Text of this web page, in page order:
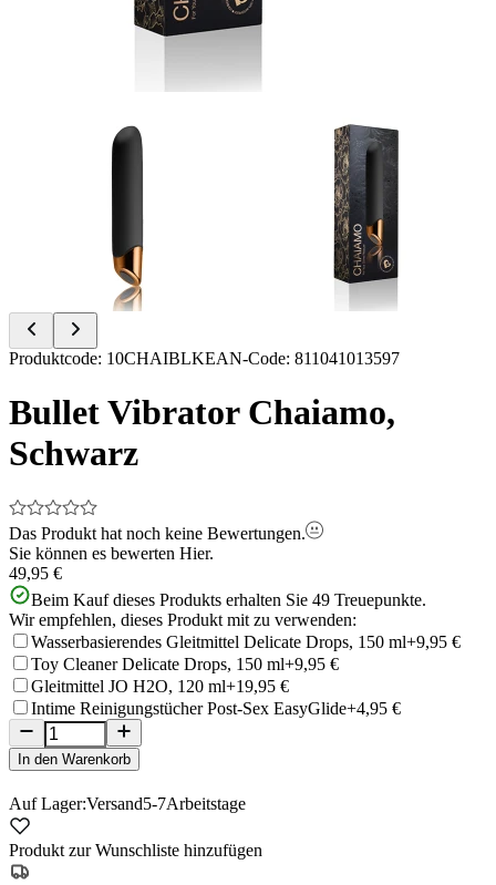
Item
of
Produktcode: 10CHAIBLKEAN-Code: 811041013597
Bullet Vibrator Chaiamo,
Schwarz
Das Produkt hat noch keine Bewertungen.
Sie können es bewerten Hier.
49,95 €
Beim Kauf dieses Produkts erhalten Sie 49 Treuepunkte.
Wir empfehlen, dieses Produkt mit zu verwenden:
Wasserbasierendes Gleitmittel Delicate Drops, 150 ml+9,95 €
Toy Cleaner Delicate Drops, 150 ml+9,95 €
Gleitmittel JO H2O, 120 ml+19,95 €
Intime Reinigungstücher Post-Sex EasyGlide+4,95 €
In den Warenkorb
Auf Lager:Versand5-7Arbeitstage
Produkt zur Wunschliste hinzufügen